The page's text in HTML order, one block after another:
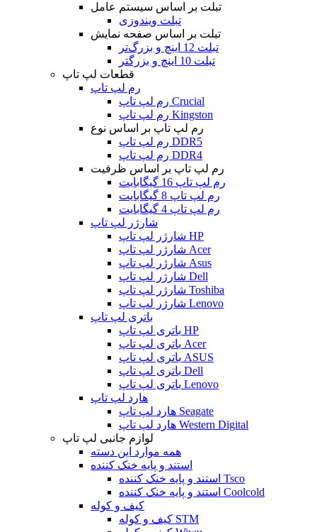
تبلت بر اساس سیستم عامل
تبلت ویندوزی
تبلت بر اساس صفحه نمایش
تبلت 12 اینچ و بزرگ‌تر
تبلت 10 اینچ و بزرگتر
قطعات لپ تاپ
رم لپ تاپ
رم لپ تاپ Crucial
رم لپ تاپ Kingston
رم لپ تاپ بر اساس نوع
رم لپ تاپ DDR5
رم لپ تاپ DDR4
رم لپ تاپ بر اساس ظرفیت
رم لپ تاپ 16 گیگابایت
رم لپ تاپ 8 گیگابایت
رم لپ تاپ 4 گیگابایت
شارژر لپ تاپ
شارژر لپ تاپ HP
شارژر لپ تاپ Acer
شارژر لپ تاپ Asus
شارژر لپ تاپ Dell
شارژر لپ تاپ Toshiba
شارژر لپ تاپ Lenovo
باتری لپ تاپ
باتری لپ تاپ HP
باتری لپ تاپ Acer
باتری لپ تاپ ASUS
باتری لپ تاپ Dell
باتری لپ تاپ Lenovo
هارد لپ تاپ
هارد لپ تاپ Seagate
هارد لپ تاپ Western Digital
لوازم جانبی لپ تاپ
همه موارد این دسته
استند و پایه خنک کننده
استند و پایه خنک کننده Tsco
استند و پایه خنک کننده Coolcold
کیف و کوله
کیف و کوله STM